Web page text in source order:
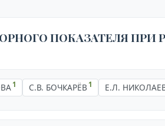
ПОКАЗАТЕЛЯ
1 С.В. БОЧКАРЁВ 1 Е.Л.